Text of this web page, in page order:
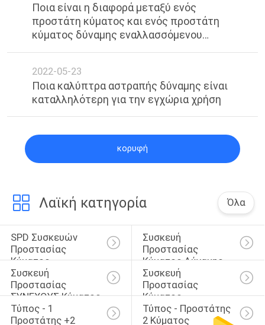
Ποια είναι η διαφορά μεταξύ ενός
προστάτη κύματος και ενός προστάτη
κύματος δύναμης εναλλασσόμενου
2022-05-23
Ποια καλύπτρα αστραπής δύναμης είναι
καταλληλότερη για την εγχώρια χρήση
κορυφή
Λαϊκή κατηγορία Όλα
SPD Συσκευών
Προστασίας
Κύματος
Συσκευή
Προστασίας
Κύματος Δύναμης
Συσκευή
Προστασίας
ΣΥΝΕΧΟΥΣ Κύματος
Συσκευή
Προστασίας
Κύματος
Οδηγήσεων
Τύπος - 1
Προστάτης +2
Τύπος - Προστάτης
2 Κύματος